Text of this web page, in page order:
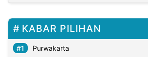
KABAR PILIHAN
Purwakarta